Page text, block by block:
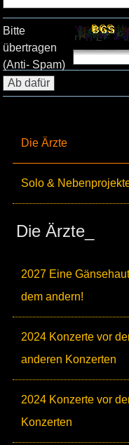
Die Ärzte
Solo &
Die Ärzte_
2027 Eine
dem andern!
2024 Konzerte vor
anderen Konzerten
2024 Konzerte vor
Konzerten
Bitte
übertragen
(Anti- Spam)